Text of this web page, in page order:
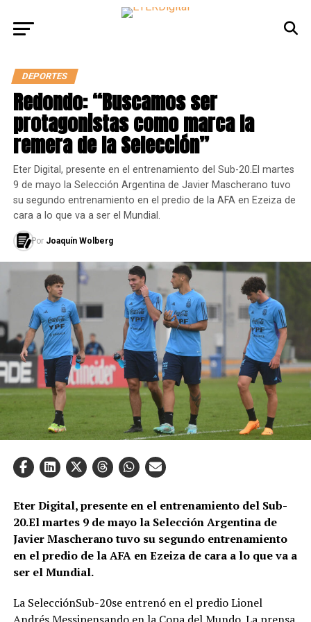
DEPORTES
Redondo: “Buscamos ser
protagonistas como marca la
remera de la Selección”
Eter Digital, presente en el entrenamiento del Sub-20.El martes
9 de mayo la Selección Argentina de Javier Mascherano tuvo
su segundo entrenamiento en el predio de la AFA en Ezeiza de
cara a lo que va a ser el Mundial.
Por Joaquín Wolberg
Eter Digital, presente en el entrenamiento del Sub-
20.El martes 9 de mayo la Selección Argentina de
Javier Mascherano tuvo su segundo entrenamiento
en el predio de la AFA en Ezeiza de cara a lo que va a
ser el Mundial.
La SelecciónSub-20se entrenó en el predio Lionel